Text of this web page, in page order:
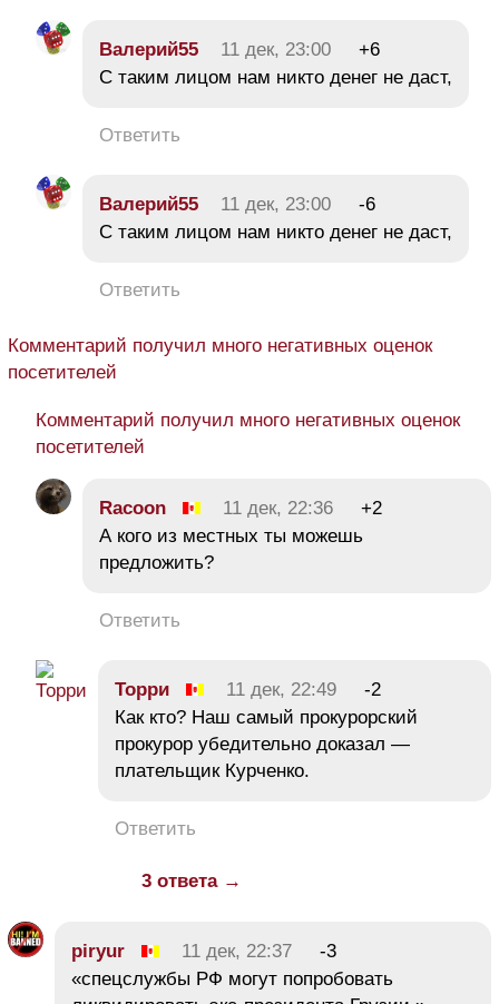
Валерий55 11 дек, 23:00
+6
С таким лицом нам никто денег не даст,
Ответить
Валерий55 11 дек, 23:00
-6
С таким лицом нам никто денег не даст,
Ответить
Комментарий получил много негативных оценок
посетителей
Комментарий получил много негативных оценок
посетителей
Racoon 11 дек, 22:36
+2
А кого из местных ты можешь
предложить?
Ответить
Торри 11 дек, 22:49
-2
Как кто? Наш самый прокурорский
прокурор убедительно доказал —
плательщик Курченко.
Ответить
3 ответа →
piryur 11 дек, 22:37
-3
«спецслужбы РФ могут попробовать